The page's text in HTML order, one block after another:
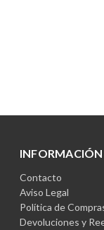
INFORMACIÓN
Contacto
Aviso Legal
Política de
Devoluciones y